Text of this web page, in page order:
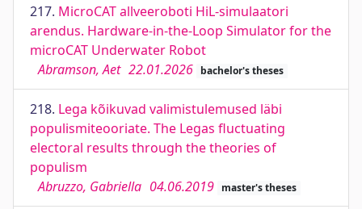
217. MicroCAT allveeroboti HiL-simulaatori
arendus. Hardware-in-the-Loop Simulator for the
microCAT Underwater Robot
Abramson, Aet 22.01.2026 bachelor's theses
218. Lega kõikuvad valimistulemused läbi
populismiteooriate. The Legas fluctuating
electoral results through the theories of
populism
Abruzzo, Gabriella 04.06.2019 master's theses